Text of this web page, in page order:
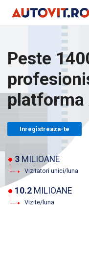
Peste
platforma
Inregistreaza-te
3 MILIOANE
Vizitatori unici/luna
10.2 MILIOANE
Vizite/luna